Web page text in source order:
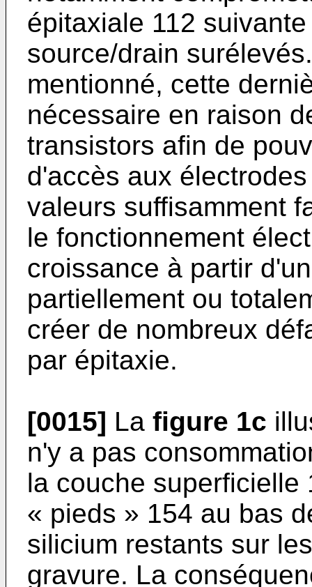
épitaxiale 112
source/drain
mentionné, cette
nécessaire en raison
transistors afin de
d'accès aux
valeurs suffisamment
le fonctionnement
croissance à partir
partiellement ou
créer de nombreux
par épitaxie.
[0015] La figure 1c
n'y a pas
la couche superficielle
« pieds » 154 au bas
silicium restants sur
gravure. La